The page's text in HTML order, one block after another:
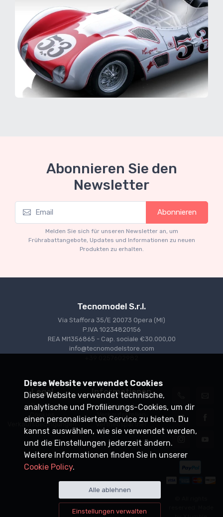
Abonnieren Sie den
Newsletter
Abonnieren
Melden Sie sich für unseren Newsletter an, um
Frührabattangebote, Updates und Informationen zu neuen
Produkten zu erhalten.
Tecnomodel S.r.l.
Via Staffora 35/E 20073 Opera (MI)
P.IVA 10234820156
REA MI1356865 - Cap. sociale €30.000,00
info@tecnomodelstore.com
Legal
Privacy
Cookies
Verkaufsbedingungen
Informationen
Versand
Verkaufsstellen
Vertriebspartner
Diese Website verwendet Cookies
Diese Website verwendet technische,
analytische und Profilierungs-Cookies, um dir
einen personalisierten Service zu bieten. Du
kannst auswählen, wie sie verwendet werden,
und die Einstellungen jederzeit ändern.
Weitere Informationen finden Sie in unserer
Cookie Policy.
Alle ablehnen
Einstellungen verwalten